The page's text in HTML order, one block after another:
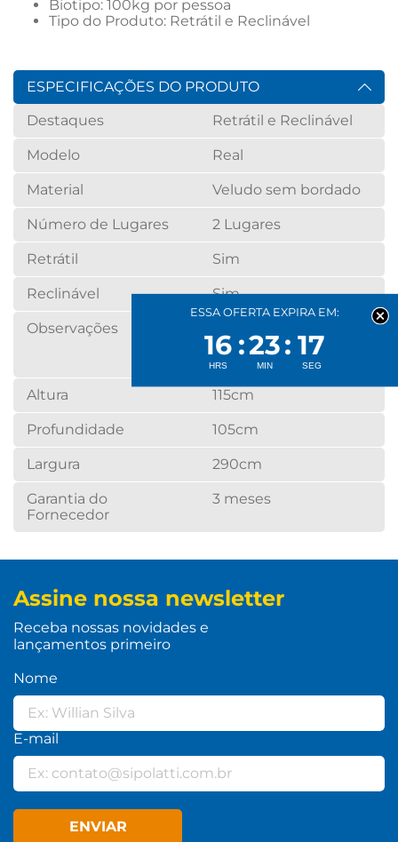
ESPECIFICAÇÕES DO PRODUTO
Destaques
Retrátil e Reclinável
Modelo Real
Material Veludo sem bordado
Número de Lugares 2 Lugares
Retrátil Sim
Reclinável Sim
Observações
105cm E PRODUTO
ABERTO 170cm
Altura 115cm
Profundidade 105cm
Largura 290cm
Garantia do
Fornecedor
3 meses
Assine nossa newsletter
Receba nossas novidades e
lançamentos primeiro
Nome
E-mail
ENVIAR
ESSA OFERTA EXPIRA EM:
16 23 17